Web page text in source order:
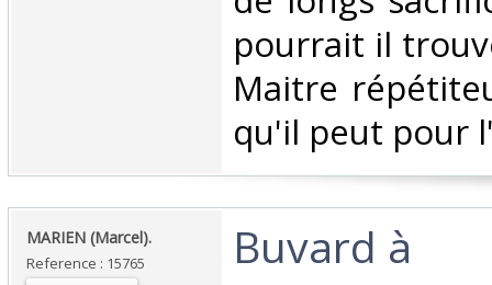
pourrait il
Maitre
qu'il peut pour
‎MARIEN (Marcel).‎
Reference : 15765
‎Buvard à